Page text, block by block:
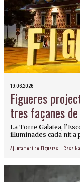
19.06.2026
Figueres
tres façanes
La Torre Galatea,
il·luminades cada nit
Ajuntament de Figueres Casa